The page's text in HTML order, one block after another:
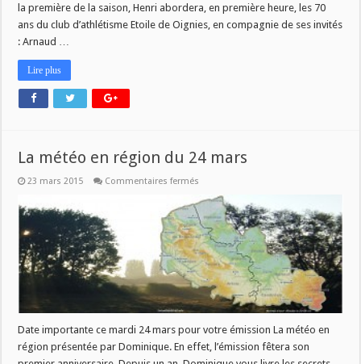
la première de la saison, Henri abordera, en première heure, les 70
ans du club d’athlétisme Etoile de Oignies, en compagnie de ses invités
: Arnaud …
Lire plus
La météo en région du 24 mars
23 mars 2015 Commentaires fermés
météo
en
région
du
24
mars
Date importante ce mardi 24 mars pour votre émission La météo en
région présentée par Dominique. En effet, l’émission fêtera son